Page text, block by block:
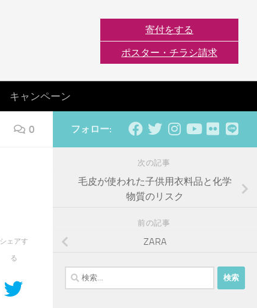
寄付をする
ポスター・チラシ請求
キャンペーン
0
シェアす
る
フォロー:
次の記事
毛皮が使われた子供用衣料品と化学
物質のリスク
前の記事
ZARA
検
索: